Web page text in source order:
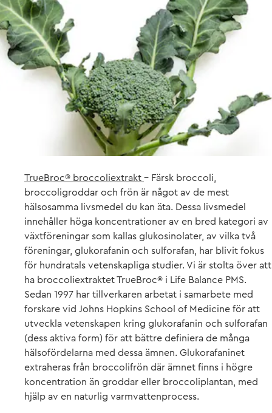
TrueBroc® broccoliextrakt – Färsk broccoli,
broccoligroddar och frön är något av de mest
hälsosamma livsmedel du kan äta. Dessa livsmedel
innehåller höga koncentrationer av en bred kategori av
växtföreningar som kallas glukosinolater, av vilka två
föreningar, glukorafanin och sulforafan, har blivit fokus
för hundratals vetenskapliga studier. Vi är stolta över att
ha broccoliextraktet TrueBroc® i Life Balance PMS.
Sedan 1997 har tillver­karen arbetat i samarbete med
forskare vid Johns Hopkins School of Medicine för att
utveckla vetenskapen kring glukorafanin och sulforafan
(dess aktiva form) för att bättre definiera de många
hälsofördelarna med dessa ämnen. Glukorafaninet
extraheras från broccolifrön där ämnet finns i högre
koncentration än groddar eller broccoliplantan, med
hjälp av en naturlig varmvattenprocess.